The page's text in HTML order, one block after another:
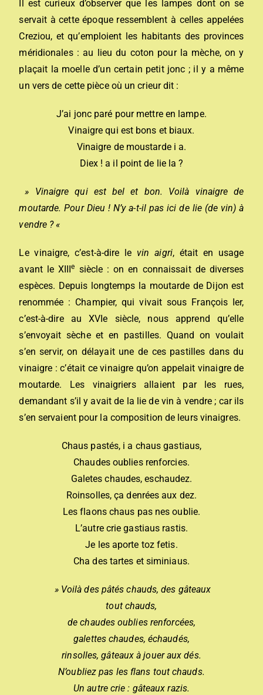
Il est curieux d’observer que les lampes dont on se
servait à cette époque ressemblent à celles appelées
Creziou, et qu’emploient les habitants des provinces
méridionales : au lieu du coton pour la mèche, on y
plaçait la moelle d’un certain petit jonc ; il y a même
un vers de cette pièce où un crieur dit :
J’ai jonc paré pour mettre en lampe.
Vinaigre qui est bons et biaux.
Vinaigre de moustarde i a.
Diex ! a il point de lie la ?
» Vinaigre qui est bel et bon. Voilà vinaigre de
moutarde. Pour Dieu ! N’y a-t-il pas ici de lie (de vin) à
vendre ? «
Le vinaigre, c’est-à-dire le vin aigri, était en usage
avant le XIIIe siècle : on en connaissait de diverses
espèces. Depuis longtemps la moutarde de Dijon est
renommée : Champier, qui vivait sous François Ier,
c’est-à-dire au XVIe siècle, nous apprend qu’elle
s’envoyait sèche et en pastilles. Quand on voulait
s’en servir, on délayait une de ces pastilles dans du
vinaigre : c’était ce vinaigre qu’on appelait vinaigre de
moutarde. Les vinaigriers allaient par les rues,
demandant s’il y avait de la lie de vin à vendre ; car ils
s’en servaient pour la composition de leurs vinaigres.
Chaus pastés, i a chaus gastiaus,
Chaudes oublies renforcies.
Galetes chaudes, eschaudez.
Roinsolles, ça denrées aux dez.
Les flaons chaus pas nes oublie.
L’autre crie gastiaus rastis.
Je les aporte toz fetis.
Cha des tartes et siminiaus.
» Voilà des pâtés chauds, des gâteaux
tout chauds,
de chaudes oublies renforcées,
galettes chaudes, échaudés,
rinsolles, gâteaux à jouer aux dés.
N’oubliez pas les flans tout chauds.
Un autre crie : gâteaux razis.